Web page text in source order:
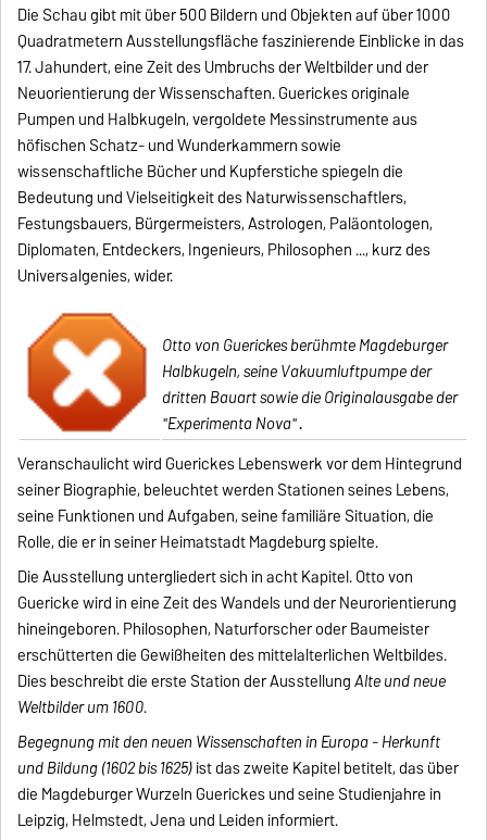
Die Schau gibt mit über 500 Bildern und Objekten auf über 1000
Quadratmetern Ausstellungsfläche faszinierende Einblicke in das
17. Jahundert, eine Zeit des Umbruchs der Weltbilder und der
Neuorientierung der Wissenschaften. Guerickes originale
Pumpen und Halbkugeln, vergoldete Messinstrumente aus
höfischen Schatz- und Wunderkammern sowie
wissenschaftliche Bücher und Kupferstiche spiegeln die
Bedeutung und Vielseitigkeit des Naturwissenschaftlers,
Festungsbauers, Bürgermeisters, Astrologen, Paläontologen,
Diplomaten, Entdeckers, Ingenieurs, Philosophen ..., kurz des
Universalgenies, wider.
Otto von Guerickes berühmte Magdeburger
Halbkugeln, seine Vakuumluftpumpe der
dritten Bauart sowie die Originalausgabe der
"Experimenta Nova".
Veranschaulicht wird Guerickes Lebenswerk vor dem Hintegrund
seiner Biographie, beleuchtet werden Stationen seines Lebens,
seine Funktionen und Aufgaben, seine familiäre Situation, die
Rolle, die er in seiner Heimatstadt Magdeburg spielte.
Die Ausstellung untergliedert sich in acht Kapitel. Otto von
Guericke wird in eine Zeit des Wandels und der Neurorientierung
hineingeboren. Philosophen, Naturforscher oder Baumeister
erschütterten die Gewißheiten des mittelalterlichen Weltbildes.
Dies beschreibt die erste Station der AusstellungAlte und neue
Weltbilder um 1600.
Begegnung mit den neuen Wissenschaften in Europa - Herkunft
und Bildung (1602 bis 1625)ist das zweite Kapitel betitelt, das über
die Magdeburger Wurzeln Guerickes und seine Studienjahre in
Leipzig, Helmstedt, Jena und Leiden informiert.